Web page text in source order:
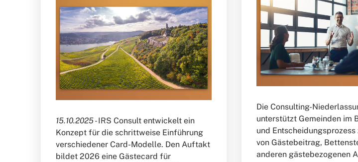
15.10.2025 -IRS Consult entwickelt ein
Konzept für die schrittweise Einführung
verschiedener Card-Modelle. Den Auftakt
bildet 2026 eine Gästecard für
Die Consulting-
unterstützt Gemeinden im
und
von Gästebeitrag,
anderen gästebezogenen